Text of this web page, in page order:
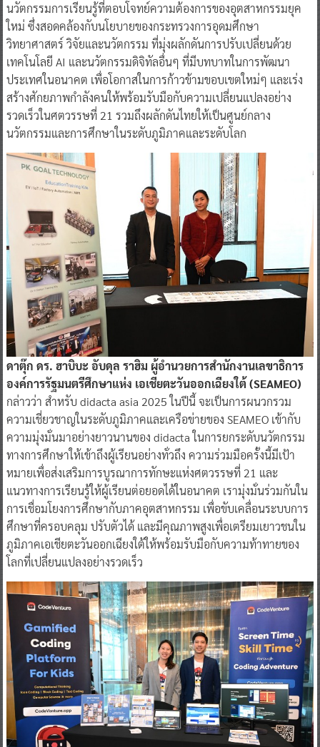
นวัตกรรมการเรียนรู้ที่ตอบโจทย์ความต้องการของอุตสาหกรรมยุค
ใหม่ ซึ่งสอดคล้องกับนโยบายของกระทรวงการอุดมศึกษา
วิทยาศาสตร์ วิจัยและนวัตกรรม ที่มุ่งผลักดันการปรับเปลี่ยนด้วย
เทคโนโลยี AI และนวัตกรรมดิจิทัลอื่นๆ ที่มีบทบาทในการพัฒนา
ประเทศในอนาคต เพื่อโอกาสในการก้าวข้ามขอบเขตใหม่ๆ และเร่ง
สร้างศักยภาพกำลังคนให้พร้อมรับมือกับความเปลี่ยนแปลงอย่าง
รวดเร็วในศตวรรษที่ 21 รวมถึงผลักดันไทยให้เป็นศูนย์กลาง
นวัตกรรมและการศึกษาในระดับภูมิภาคและระดับโลก
ดาตุ๊ก ดร. ฮาบิบะ อับดุล ราฮิม ผู้อำนวยการสํานักงานเลขาธิการ
องค์การรัฐมนตรีศึกษาแห่ง เอเชียตะวันออกเฉียงใต้ (SEAMEO)
กล่าวว่า สำหรับ didacta asia 2025 ในปีนี้ จะเป็นการผนวกรวม
ความเชี่ยวชาญในระดับภูมิภาคและเครือข่ายของ SEAMEO เข้ากับ
ความมุ่งมั่นมาอย่างยาวนานของ didacta ในการยกระดับนวัตกรรม
ทางการศึกษาให้เข้าถึงผู้เรียนอย่างทั่วถึง ความร่วมมือครั้งนี้มีเป้า
หมายเพื่อส่งเสริมการบูรณาการทักษะแห่งศตวรรษที่ 21 และ
แนวทางการเรียนรู้ให้ผู้เรียนต่อยอดได้ในอนาคต เรามุ่งมั่นร่วมกันใน
การเชื่อมโยงการศึกษากับภาคอุตสาหกรรม เพื่อขับเคลื่อนระบบการ
ศึกษาที่ครอบคลุม ปรับตัวได้ และมีคุณภาพสูงเพื่อเตรียมเยาวชนใน
ภูมิภาคเอเชียตะวันออกเฉียงใต้ให้พร้อมรับมือกับความท้าทายของ
โลกที่เปลี่ยนแปลงอย่างรวดเร็ว